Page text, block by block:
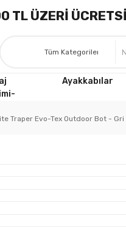
TL ÜZERİ
Ayakkabılar
Traper Evo-Tex Outdoor Bot - Gri